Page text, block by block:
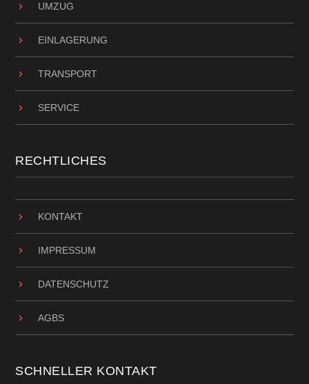
UMZUG
EINLAGERUNG
TRANSPORT
SERVICE
RECHTLICHES
KONTAKT
IMPRESSUM
DATENSCHUTZ
AGBS
SCHNELLER KONTAKT